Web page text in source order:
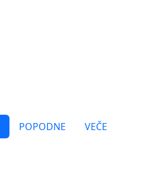
POPODNE VEČE